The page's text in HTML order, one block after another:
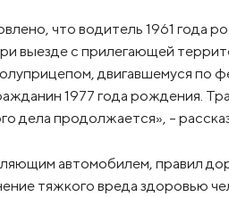
что водитель 1961 года
выезде с прилегающей
двигавшемуся по
1977 года рождения.
дела продолжается», -
автомобилем, правил
тяжкого вреда здоровью